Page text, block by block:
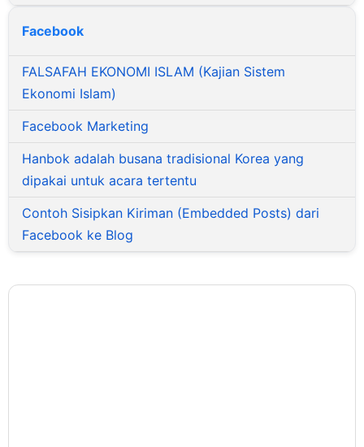
Facebook
FALSAFAH EKONOMI ISLAM (Kajian Sistem
Ekonomi Islam)
Facebook Marketing
Hanbok adalah busana tradisional Korea yang
dipakai untuk acara tertentu
Contoh Sisipkan Kiriman (Embedded Posts) dari
Facebook ke Blog